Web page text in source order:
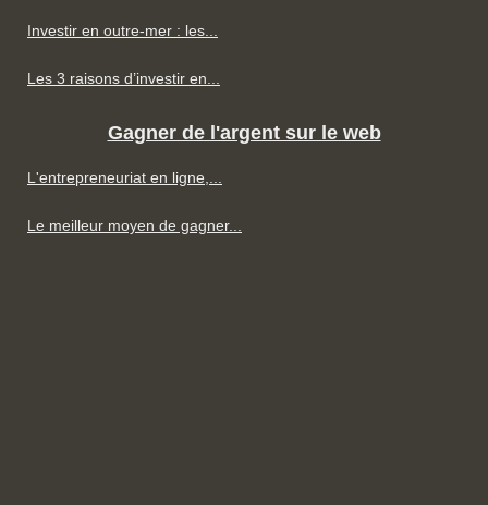
Investir en outre-mer : les...
Les 3 raisons d’investir en...
Gagner de l'argent sur le web
L'entrepreneuriat en ligne,...
Le meilleur moyen de gagner...